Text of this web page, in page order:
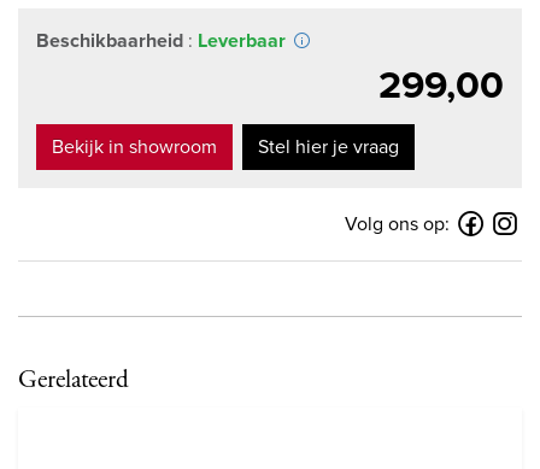
Beschikbaarheid : Leverbaar
299,00
Bekijk in showroom Stel hier je vraag
Volg ons op:
Gerelateerd